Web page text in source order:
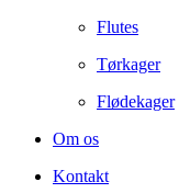
Flutes
Tørkager
Flødekager
Om os
Kontakt